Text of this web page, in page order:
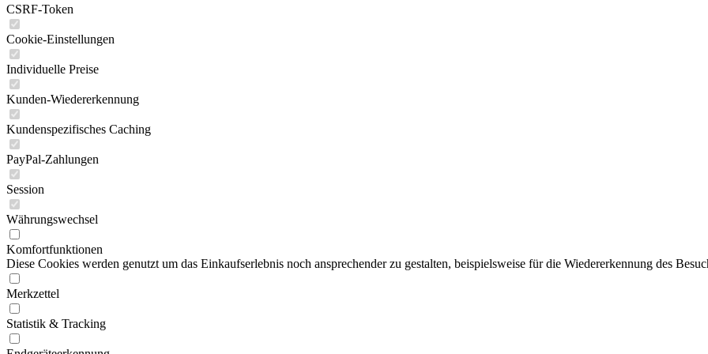
CSRF-Token
Cookie-Einstellungen
Individuelle Preise
Kunden-Wiedererkennung
Kundenspezifisches Caching
PayPal-Zahlungen
Session
Währungswechsel
Komfortfunktionen
Diese Cookies werden genutzt um das Einkaufserlebnis noch ansprechender zu gestalten, beispielsweise für die Wiedererkennung des
Merkzettel
Statistik & Tracking